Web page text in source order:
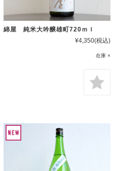
綿屋 純米大吟醸雄町720ｍｌ
¥4,350(税込)
在庫 ×